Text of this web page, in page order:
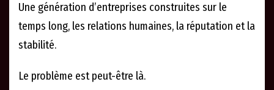
Une génération d’entreprises construites sur le
temps long, les relations humaines, la réputation et la
stabilité.
Le problème est peut-être là.